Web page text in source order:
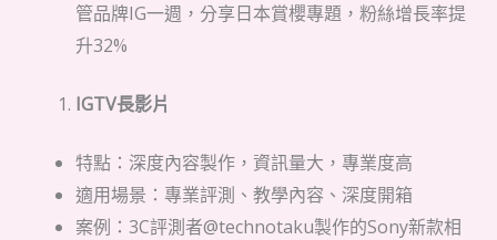
管品牌IG一週，分享日本賞櫻專題，粉絲增長率提
升32%
IGTV長影片
特點：深度內容製作，資訊量大，專業度高
適用場景：專業評測、教學內容、深度開箱
案例：3C評測者@technotaku製作的Sony新款相